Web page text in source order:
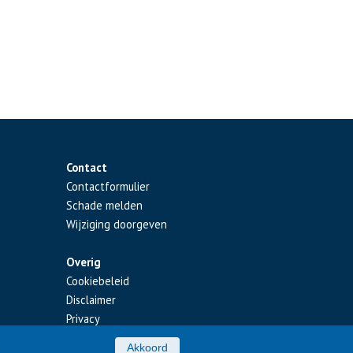
Akkoord
Contact
Contactformulier
Schade melden
Wijziging doorgeven
Overig
Cookiebeleid
Disclaimer
Privacy